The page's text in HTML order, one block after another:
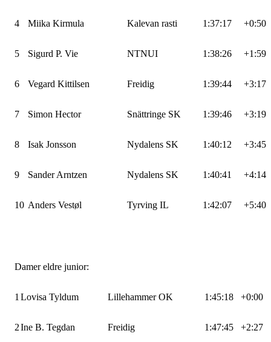
4 Miika Kirmula Kalevan rasti 1:37:17 +0:50
5 Sigurd P. Vie NTNUI 1:38:26 +1:59
6 Vegard Kittilsen Freidig 1:39:44 +3:17
7 Simon Hector Snättringe SK 1:39:46 +3:19
8 Isak Jonsson Nydalens SK 1:40:12 +3:45
9 Sander Arntzen Nydalens SK 1:40:41 +4:14
10 Anders Vestøl Tyrving IL 1:42:07 +5:40
Damer eldre junior:
1 Lovisa Tyldum Lillehammer OK 1:45:18 +0:00
2Ine B. Tegdan Freidig 1:47:45 +2:27